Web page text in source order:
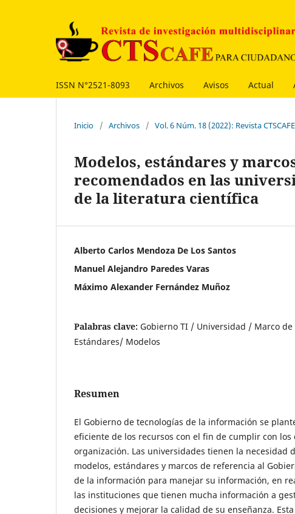
ISSN N°2521-8093 Archivos Avisos Actual
Inicio / Archivos / Vol. 6 Núm. 18 (2022): Revista
Modelos, estándares y
recomendados en las
de la literatura científica
Alberto Carlos Mendoza De Los Santos
Manuel Alejandro Paredes Varas
Máximo Alexander Fernández Muñoz
Palabras clave: Gobierno TI / Universidad / Marco
Estándares/ Modelos
Resumen
El Gobierno de tecnologías de la información se
eficiente de los recursos con el fin de cumplir con los
organización. Las universidades tienen la necesidad
modelos, estándares y marcos de referencia al
de la información para manejar su información, en
las instituciones que tienen mucha información a
decisiones y mejorar la calidad de su enseñanza.